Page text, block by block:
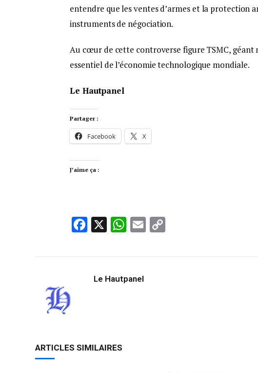
entendre que les ventes d’armes et la protection
instruments de négociation.
Au cœur de cette controverse figure TSMC,
essentiel de l’économie technologique mondiale.
Le Hautpanel
Partager :
Facebook X
J’aime ça :
Facebook
X WhatsApp
Email
Le Hautpanel
ARTICLES SIMILAIRES